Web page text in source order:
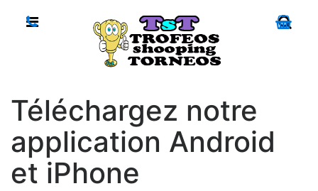
Téléchargez notre
application Android
et iPhone